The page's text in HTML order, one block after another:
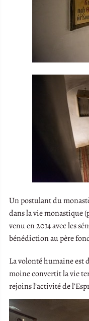
Un postulant du
dans la vie monastique
venu en 2014 avec les
bénédiction au père
La volonté humaine est
moine convertit la vie
rejoins l’activité de